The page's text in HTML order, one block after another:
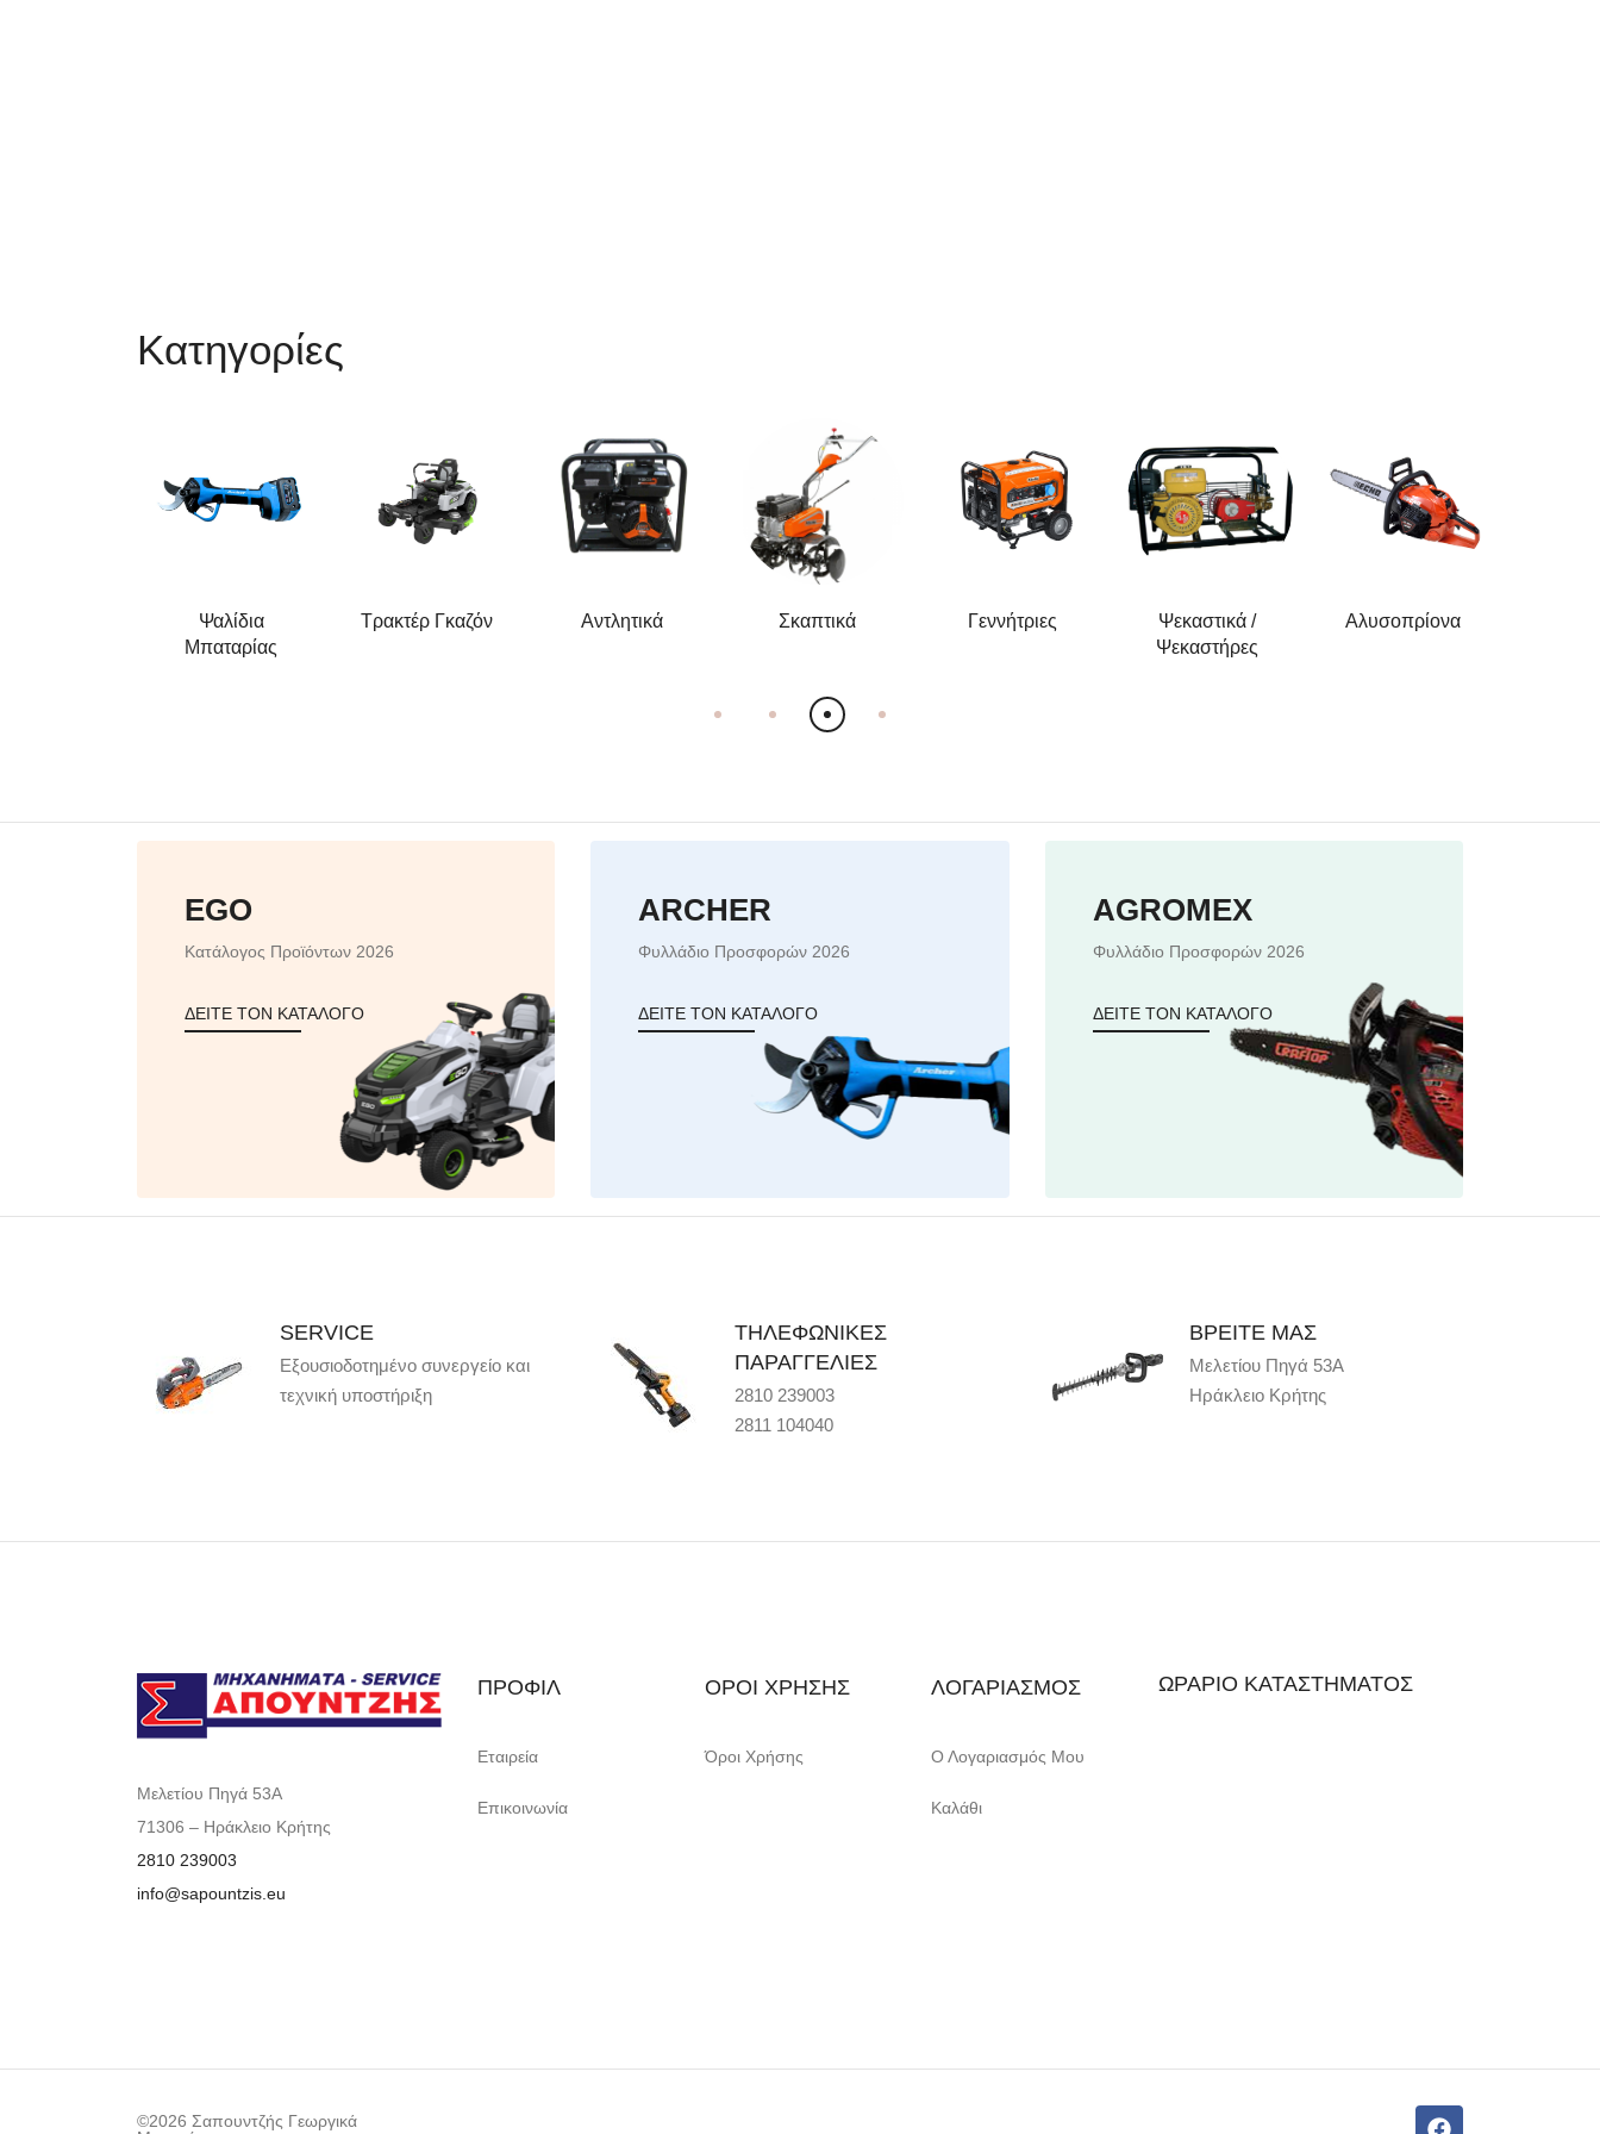
Κατηγορίες
Ψαλίδια
Μπαταρίας
Τρακτέρ Γκαζόν Aντλητικά Σκαπτικά Γεννήτριες
Ψεκαστικά /
Ψεκαστήρες
Αλυσοπρίονα
EGO
Κατάλογος Προϊόντων 2026
ΔΕΙΤΕ ΤΟΝ ΚΑΤΑΛΟΓΟ
ARCHER
Φυλλάδιο Προσφορών 2026
ΔΕΙΤΕ ΤΟΝ ΚΑΤΑΛΟΓΟ
AGROMEX
Φυλλάδιο Προσφορών 2026
ΔΕΙΤΕ ΤΟΝ ΚΑΤΑΛΟΓΟ
SERVICE
Εξουσιοδοτημένο συνεργείο και
τεχνική υποστήριξη
ΤΗΛΕΦΩΝΙΚΕΣ
ΠΑΡΑΓΓΕΛΙΕΣ
2810 239003
2811 104040
ΒΡΕΙΤΕ ΜΑΣ
Μελετίου Πηγά 53Α
Ηράκλειο Κρήτης
Μελετίου Πηγά 53Α
71306 – Ηράκλειο Κρήτης
2810 239003
info@sapountzis.eu
ΠΡΟΦΙΛ
Εταιρεία
Επικοινωνία
ΟΡΟΙ ΧΡΗΣΗΣ
Όροι Χρήσης
ΛΟΓΑΡΙΑΣΜΟΣ
Ο Λογαριασμός Μου
Καλάθι
ΩΡΑΡΙΟ ΚΑΤΑΣΤΗΜΑΤΟΣ
©2026 Σαπουντζής Γεωργικά